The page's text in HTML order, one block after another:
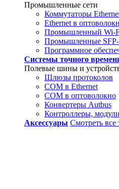
Промышленные сети
Коммутаторы
Ethernet в
Промышленный Wi-
Промышленные
Программное
Системы точного
Полевые шины и
Шлюзы протоколов
COM в Ethernet
COM в оптоволокно
Конвертеры Autbus
Контроллеры,
Аксессуары Смотреть все